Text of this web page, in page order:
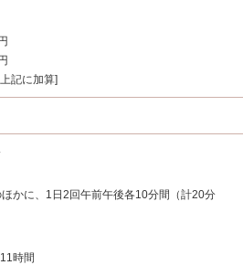
記に加算
かに、1日2回午前午後各10分間（計20分
時間